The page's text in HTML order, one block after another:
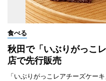
食べる
秋田で「いぶりがっこ
店で先行販売
「いぶりがっこレアチーズケー